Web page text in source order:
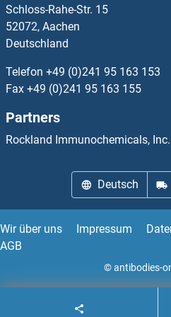
Advillin ELISA Kits
AEBP1 ELISA Kits
AEBP2 ELISA Kits
AEN ELISA Kits
Afamin ELISA Kits
AFT1 ELISA Kits
Schloss-Rahe-Str. 15
52072, Aachen
Deutschland
Telefon +49 (0)241 95 163 153
Fax +49 (0)241 95 163 155
Partners
Rockland Immunochemicals, Inc.
Deutsch
Wir über uns Impressum
AGB
© antibodies-